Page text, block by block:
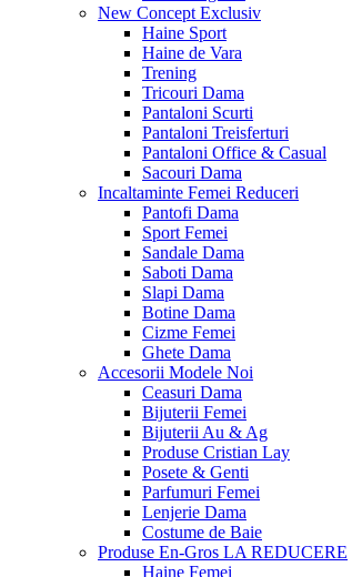
New Concept Exclusiv
Haine Sport
Haine de Vara
Trening
Tricouri Dama
Pantaloni Scurti
Pantaloni Treisferturi
Pantaloni Office & Casual
Sacouri Dama
Incaltaminte Femei Reduceri
Pantofi Dama
Sport Femei
Sandale Dama
Saboti Dama
Slapi Dama
Botine Dama
Cizme Femei
Ghete Dama
Accesorii Modele Noi
Ceasuri Dama
Bijuterii Femei
Bijuterii Au & Ag
Produse Cristian Lay
Posete & Genti
Parfumuri Femei
Lenjerie Dama
Costume de Baie
Produse En-Gros LA REDUCERE
Haine Femei